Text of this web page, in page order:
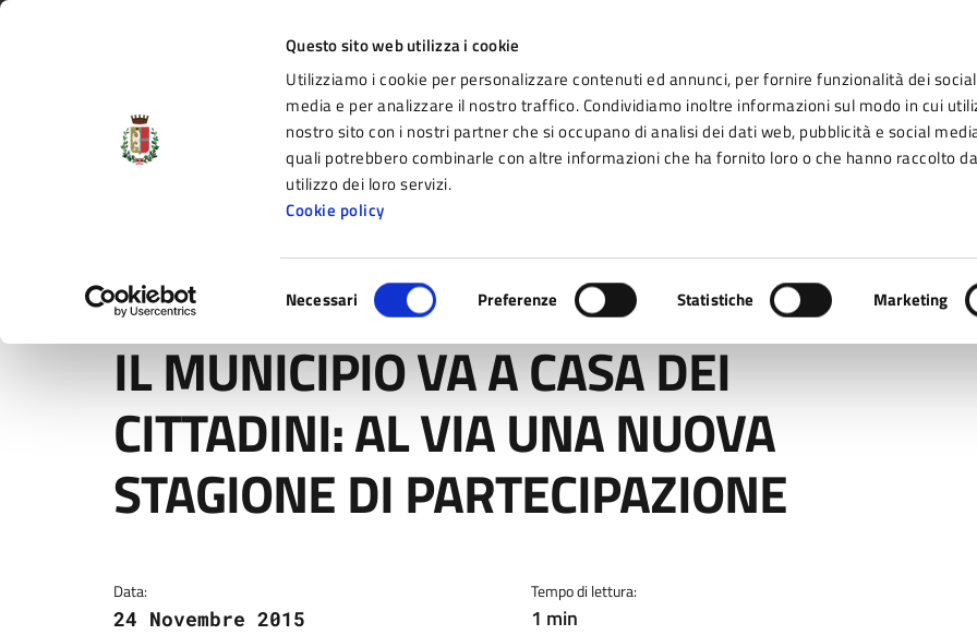
Questo sito web utilizza i cookie
Utilizziamo i cookie per personalizzare contenuti ed annunci, per fornire funzionalità dei social
media e per analizzare il nostro traffico. Condividiamo inoltre informazioni sul modo in cui
nostro sito con i nostri partner che si occupano di analisi dei dati web, pubblicità e social
quali potrebbero combinarle con altre informazioni che ha fornito loro o che hanno raccolto
utilizzo dei loro servizi.
Cookie policy
del
consenso
Necessari Preferenze Statistiche Marketing
Vai al contenuto principale
Vai alla navigazione del sito
Vai al piede di pagina
Comune di Fidenza
il portale di servizi e informazioni del Comune di Fidenza
Novità
Home / Novità Comunicati / IL MUNICIPIO VA A CASA DEI CITTADINI: AL VIA UNA NUOVA STAGIONE DI PARTECIPAZIONE
IL MUNICIPIO VA A CASA DEI
CITTADINI: AL VIA UNA NUOVA
STAGIONE DI PARTECIPAZIONE
Data:
24 Novembre 2015
Tempo di lettura:
1 min